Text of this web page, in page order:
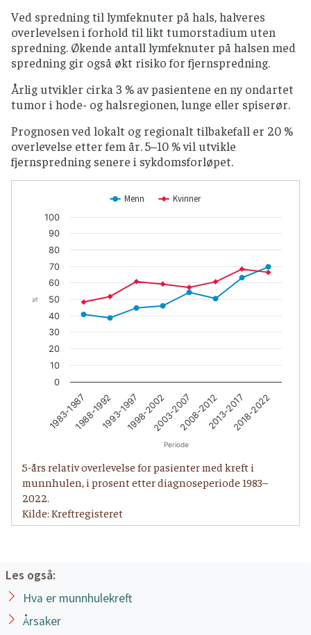
Ved spredning til lymfeknuter på hals, halveres
overlevelsen i forhold til likt tumorstadium uten
spredning. Økende antall lymfeknuter på halsen med
spredning gir også økt risiko for fjernspredning.
Årlig utvikler cirka 3 % av pasientene en ny ondartet
tumor i hode- og halsregionen, lunge eller spiserør.
Prognosen ved lokalt og regionalt tilbakefall er 20 %
overlevelse etter fem år. 5–10 % vil utvikle
fjernspredning senere i sykdomsforløpet.
Periode
%
Menn Kvinner
1983-19871988-19921993-19971998-20022003-20072008-20122013-20172018-2022
0
10
20
30
40
50
60
70
80
90
100
5-års relativ overlevelse for pasienter med kreft i
munnhulen, i prosent etter diagnoseperiode 1983–
2022.
Kilde: Kreftregisteret
Les også:
Hva er munnhulekreft
Årsaker